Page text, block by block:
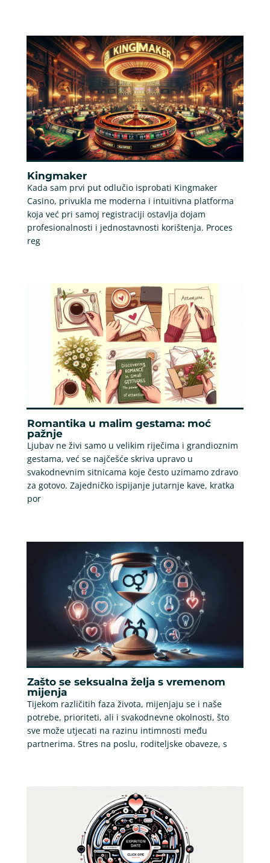
Kingmaker
Kada sam prvi put odlučio isprobati Kingmaker
Casino, privukla me moderna i intuitivna platforma
koja već pri samoj registraciji ostavlja dojam
profesionalnosti i jednostavnosti korištenja. Proces
reg
Romantika u malim gestama: moć
pažnje
Ljubav ne živi samo u velikim riječima i grandioznim
gestama, već se najčešće skriva upravo u
svakodnevnim sitnicama koje često uzimamo zdravo
za gotovo. Zajedničko ispijanje jutarnje kave, kratka
por
Zašto se seksualna želja s vremenom
mijenja
Tijekom različitih faza života, mijenjaju se i naše
potrebe, prioriteti, ali i svakodnevne okolnosti, što
sve može utjecati na razinu intimnosti među
partnerima. Stres na poslu, roditeljske obaveze, s